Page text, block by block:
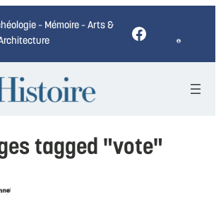
– Mémoire – Arts &
Facebook
tagged "vote"